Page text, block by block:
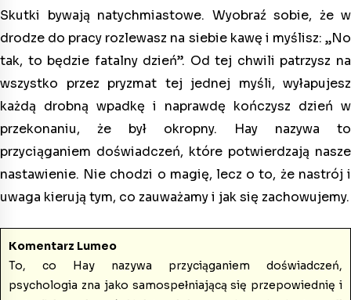
Skutki bywają natychmiastowe. Wyobraź sobie, że w
drodze do pracy rozlewasz na siebie kawę i myślisz: „No
tak, to będzie fatalny dzień”. Od tej chwili patrzysz na
wszystko przez pryzmat tej jednej myśli, wyłapujesz
każdą drobną wpadkę i naprawdę kończysz dzień w
przekonaniu, że był okropny. Hay nazywa to
przyciąganiem doświadczeń, które potwierdzają nasze
nastawienie. Nie chodzi o magię, lecz o to, że nastrój i
uwaga kierują tym, co zauważamy i jak się zachowujemy.
Komentarz Lumeo
To, co Hay nazywa przyciąganiem doświadczeń,
psychologia zna jako samospełniającą się przepowiednię i